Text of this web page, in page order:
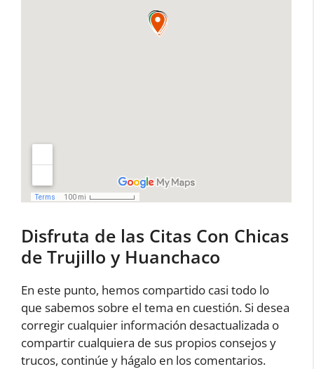
Disfruta de las Citas Con Chicas
de Trujillo y Huanchaco
En este punto, hemos compartido casi todo lo
que sabemos sobre el tema en cuestión. Si desea
corregir cualquier información desactualizada o
compartir cualquiera de sus propios consejos y
trucos, continúe y hágalo en los comentarios.